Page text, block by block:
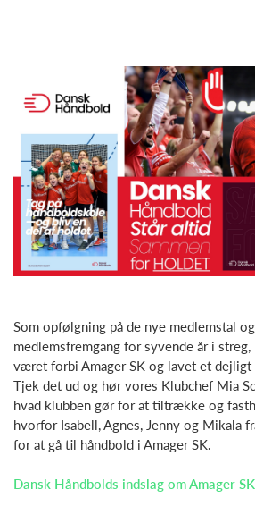
Som opfølgning på de nye medlemstal
medlemsfremgang for syvende år i
været forbi Amager SK og lavet et dejligt
Tjek det ud og hør vores Klubchef Mia
hvad klubben gør for at tiltrække og
hvorfor Isabell, Agnes, Jenny og Mikala
for at gå til håndbold i Amager SK.
Dansk Håndbolds indslag om Amager SK